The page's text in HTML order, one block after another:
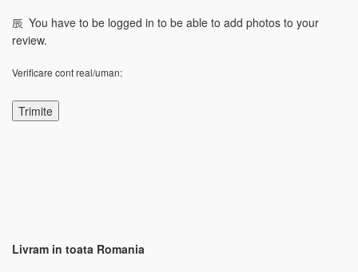
You have to be logged in to be able to add photos to your
review.
Verificare cont real/uman:
Livram in toata Romania